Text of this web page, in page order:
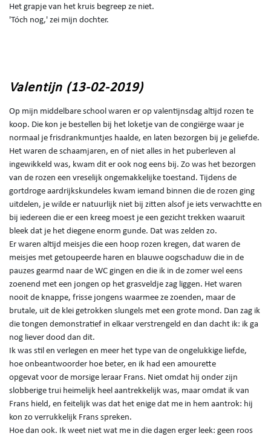
Het grapje van het kruis begreep ze niet.
'Tóch nog,' zei mijn dochter.
Valentijn (13-02-2019)
Op mijn middelbare school waren er op valentijnsdag altijd rozen te
koop. Die kon je bestellen bij het loketje van de congiërge waar je
normaal je frisdrankmuntjes haalde, en laten bezorgen bij je geliefde.
Het waren de schaamjaren, en of niet alles in het puberleven al
ingewikkeld was, kwam dit er ook nog eens bij. Zo was het bezorgen
van de rozen een vreselijk ongemakkelijke toestand. Tijdens de
gortdroge aardrijkskundeles kwam iemand binnen die de rozen ging
uitdelen, je wilde er natuurlijk niet bij zitten alsof je iets verwachtte en
bij iedereen die er een kreeg moest je een gezicht trekken waaruit
bleek dat je het diegene enorm gunde. Dat was zelden zo.
Er waren altijd meisjes die een hoop rozen kregen, dat waren de
meisjes met getoupeerde haren en blauwe oogschaduw die in de
pauzes gearmd naar de WC gingen en die ik in de zomer wel eens
zoenend met een jongen op het grasveldje zag liggen. Het waren
nooit de knappe, frisse jongens waarmee ze zoenden, maar de
brutale, uit de klei getrokken slungels met een grote mond. Dan zag ik
die tongen demonstratief in elkaar verstrengeld en dan dacht ik: ik ga
nog liever dood dan dit.
Ik was stil en verlegen en meer het type van de ongelukkige liefde,
hoe onbeantwoorder hoe beter, en ik had een amourette
opgevat voor de morsige leraar Frans. Niet omdat hij onder zijn
slobberige trui heimelijk heel aantrekkelijk was, maar omdat ik van
Frans hield, en feitelijk was dat het enige dat me in hem aantrok: hij
kon zo verrukkelijk Frans spreken.
Hoe dan ook. Ik weet niet wat me in die dagen erger leek: geen roos